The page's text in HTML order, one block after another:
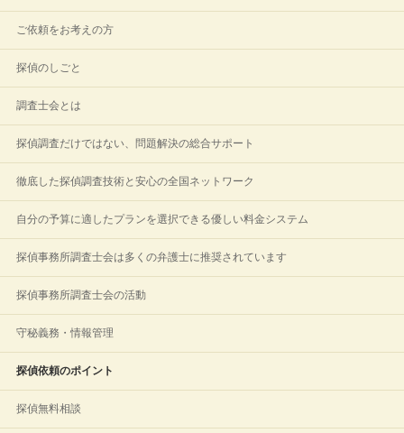
ご依頼をお考えの方
探偵のしごと
調査士会とは
探偵調査だけではない、問題解決の総合サポート
徹底した探偵調査技術と安心の全国ネットワーク
自分の予算に適したプランを選択できる優しい料金システム
探偵事務所調査士会は多くの弁護士に推奨されています
探偵事務所調査士会の活動
守秘義務・情報管理
探偵依頼のポイント
探偵無料相談